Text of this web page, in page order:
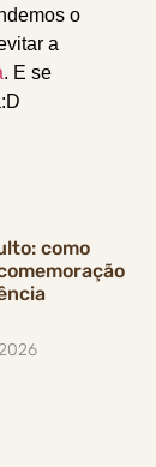
o
a
. E se
como